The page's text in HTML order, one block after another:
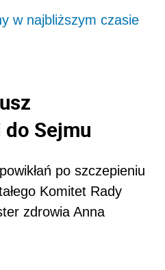
w najbliższym czasie
Sejmu
po szczepieniu
Komitet Rady
zdrowia Anna